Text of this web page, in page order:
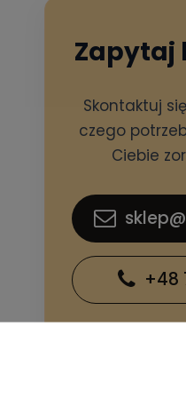
Zapytaj
Skontaktuj
czego
Ciebie
+48